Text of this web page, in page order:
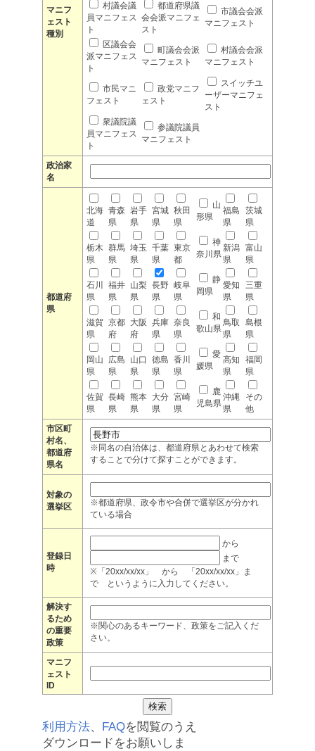
マニフ
ェスト
種別
村議会議
員マニフェス
ト
都道府県議
会会派マニフェ
スト
市議会会派
マニフェスト
区議会会
派マニフェス
ト
町議会会派
マニフェスト
村議会会派
マニフェスト
市民マニ
フェスト
政党マニフ
ェスト
スイッチユ
ーザーマニフェ
スト
衆議院議
員マニフェス
ト
参議院議員
マニフェスト
政治家
名
都道府
県
北海
道
青森
県
岩手
県
宮城
県
秋田
県
山
形県
福島
県
茨城
県
栃木
県
群馬
県
埼玉
県
千葉
県
東京
都
神
奈川県
新潟
県
富山
県
石川
県
福井
県
山梨
県
長野
県
岐阜
県
静
岡県
愛知
県
三重
県
滋賀
県
京都
府
大阪
府
兵庫
県
奈良
県
和
歌山県
鳥取
県
島根
県
岡山
県
広島
県
山口
県
徳島
県
香川
県
愛
媛県
高知
県
福岡
県
佐賀
県
長崎
県
熊本
県
大分
県
宮崎
県
鹿
児島県
沖縄
県
その
他
市区町
村名、
都道府
県名
※同名の自治体は、都道府県とあわせて検索
することで分けて探すことができます。
対象の
選挙区
※都道府県、政令市や合併で選挙区が分かれ
ている場合
登録日
時
から
まで
※「20xx/xx/xx」 から 「20xx/xx/xx」ま
で というように入力してください。
解決す
るため
の重要
政策
※関心のあるキーワード、政策をご記入くだ
さい。
マニフ
ェスト
ID
利用方法、 FAQを閲覧のうえ
ダウンロードをお願いしま